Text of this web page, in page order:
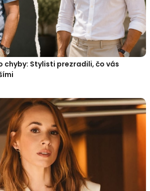
chyby: Stylisti prezradili, čo vás